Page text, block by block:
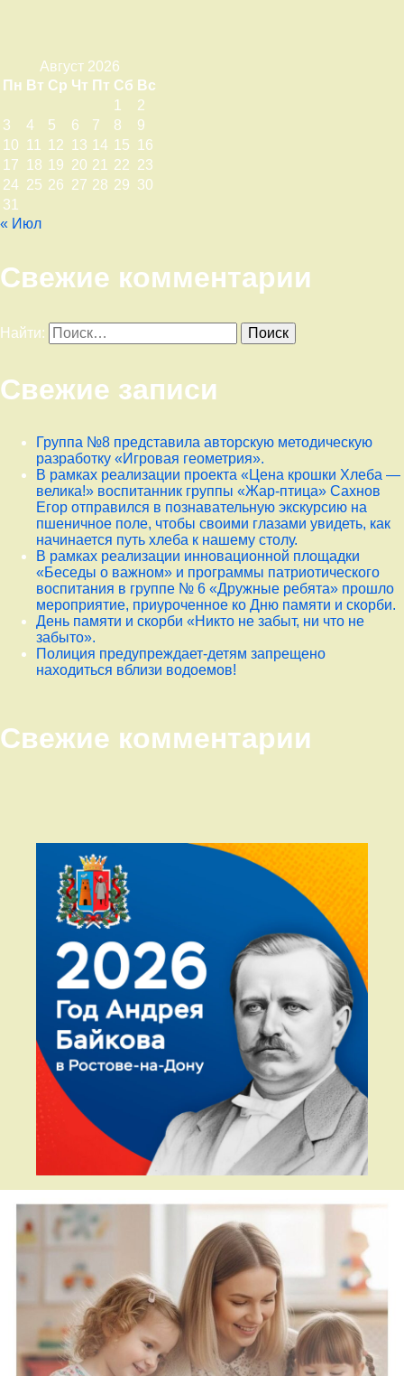
Август 2026
Пн Вт Ср Чт Пт Сб Вс
1
2
3
4 5 6 7 8
9
10
11 12 13 14 15
16
17
18 19 20 21 22 23
24 25 26 27 28 29 30
31
« Июл
Свежие комментарии
Найти:
Свежие записи
Группа №8 представила авторскую методическую
разработку «Игровая геометрия».
В рамках реализации проекта «Цена крошки Хлеба —
велика!» воспитанник группы «Жар-птица» Сахнов
Егор отправился в познавательную экскурсию на
пшеничное поле, чтобы своими глазами увидеть, как
начинается путь хлеба к нашему столу.
В рамках реализации инновационной площадки
«Беседы о важном» и программы патриотического
воспитания в группе № 6 «Дружные ребята» прошло
мероприятие, приуроченное ко Дню памяти и скорби.
День памяти и скорби «Никто не забыт, ни что не
забыто».
Полиция предупреждает-детям запрещено
находиться вблизи водоемов!
Свежие комментарии